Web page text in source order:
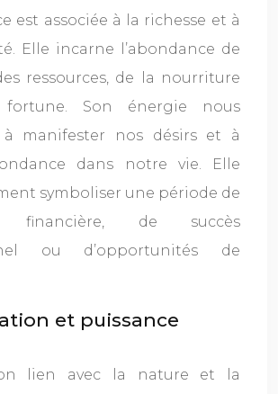
est associée à la richesse et à
Elle incarne l’abondance de
ressources, de la nourriture
Son énergie nous
à manifester nos désirs et à
dans notre vie. Elle
symboliser une période de
financière, de succès
ou d’opportunités de
et puissance
lien avec la nature et la